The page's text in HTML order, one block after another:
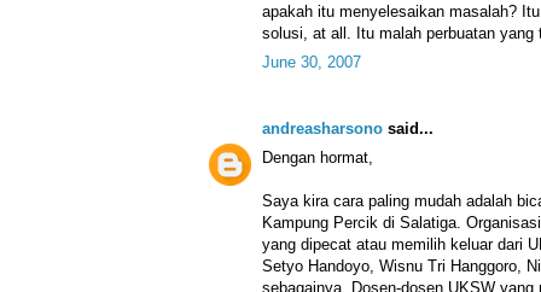
apakah itu menyelesaikan masalah?
solusi, at all. Itu malah perbuatan yang
June 30, 2007
andreasharsono said...
Dengan hormat,
Saya kira cara paling mudah adalah
Kampung Percik di Salatiga.
yang dipecat atau memilih keluar dari
Setyo Handoyo, Wisnu Tri Hanggoro,
sebagainya. Dosen-dosen UKSW